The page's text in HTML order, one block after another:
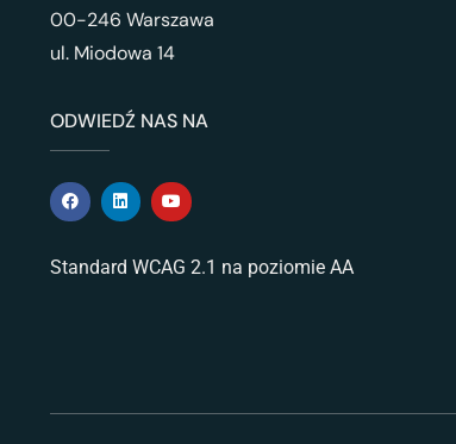
00-246 Warszawa
ul. Miodowa 14
ODWIEDŹ NAS NA
Standard WCAG 2.1 na poziomie AA